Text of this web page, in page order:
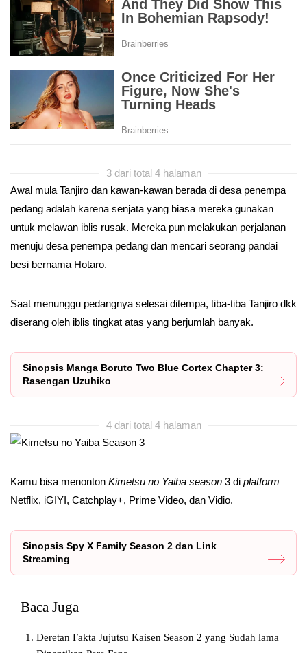
3 dari total 4 halaman
Awal mula Tanjiro dan kawan-kawan berada di desa penempa
pedang adalah karena senjata yang biasa mereka gunakan
untuk melawan iblis rusak. Mereka pun melakukan perjalanan
menuju desa penempa pedang dan mencari seorang pandai
besi bernama Hotaro.
Saat menunggu pedangnya selesai ditempa, tiba-tiba Tanjiro dkk
diserang oleh iblis tingkat atas yang berjumlah banyak.
Sinopsis Manga Boruto Two Blue Cortex Chapter 3:
Rasengan Uzuhiko
4 dari total 4 halaman
Kamu bisa menonton Kimetsu no Yaiba season 3 di platform
Netflix, iGIYI, Catchplay+, Prime Video, dan Vidio.
Sinopsis Spy X Family Season 2 dan Link
Streaming
Baca Juga
Deretan Fakta Jujutsu Kaisen Season 2 yang Sudah lama